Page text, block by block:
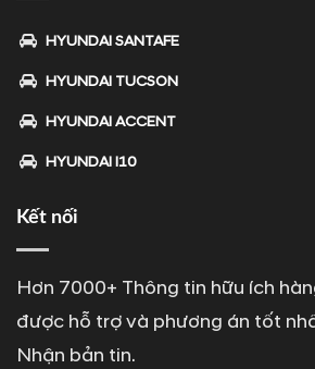
HYUNDAI SANTAFE
HYUNDAI TUCSON
HYUNDAI ACCENT
HYUNDAI I10
Kết nối
Hơn 7000+ Thông tin hữu ích
được hỗ trợ và phương án tốt
Nhận bản tin.